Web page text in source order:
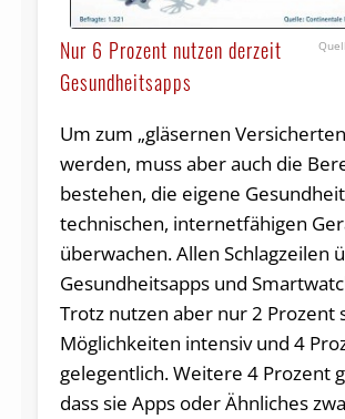
Nur 6 Prozent nutzen derzeit
Gesundheitsapps
Um zum „gläsernen
werden, muss aber auch die
bestehen, die eigene
technischen, internetfähigen
überwachen. Allen Schlagzeilen
Gesundheitsapps und
Trotz nutzen aber nur 2 Prozent
Möglichkeiten intensiv und 4
gelegentlich. Weitere 4 Prozent
dass sie Apps oder Ähnliches